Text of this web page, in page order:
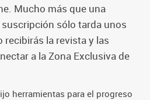
Mucho más que una
sólo tarda unos
la revista y las
a la Zona Exclusiva de
herramientas para el progreso